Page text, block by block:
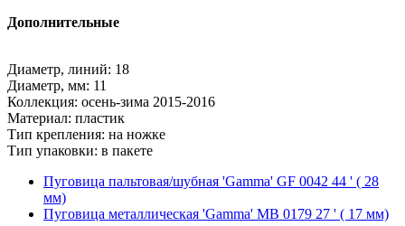
Дополнительные
Диаметр, линий: 18
Диаметр, мм: 11
Коллекция: осень-зима 2015-2016
Материал: пластик
Тип крепления: на ножке
Тип упаковки: в пакете
Пуговица пальтовая/шубная 'Gamma' GF 0042 44 ' ( 28
мм)
Пуговица металлическая 'Gamma' MB 0179 27 ' ( 17 мм)